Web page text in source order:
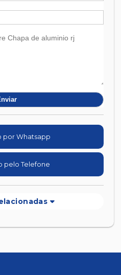
por Whatsapp
pelo Telefone